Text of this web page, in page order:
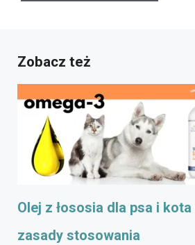
Zobacz też
Olej z łososia dla psa i
zasady stosowania